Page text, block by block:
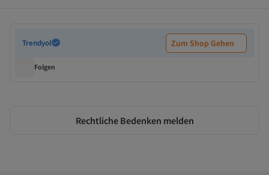
Trendyol Zum Shop Gehen
Folgen
Rechtliche Bedenken melden